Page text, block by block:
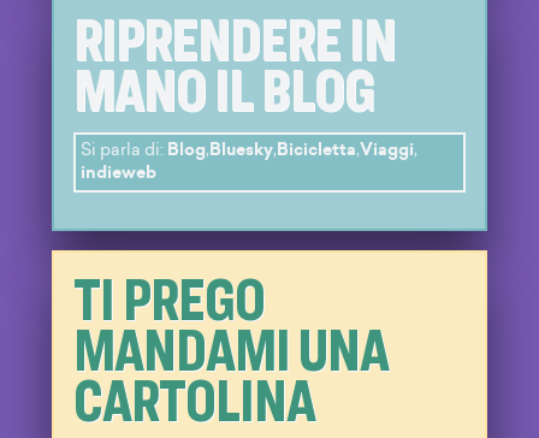
RIPRENDERE IN
MANO IL BLOG
Si parla di: Blog, Bluesky, Bicicletta,Viaggi,
indieweb
TI PREGO
MANDAMI UNA
CARTOLINA